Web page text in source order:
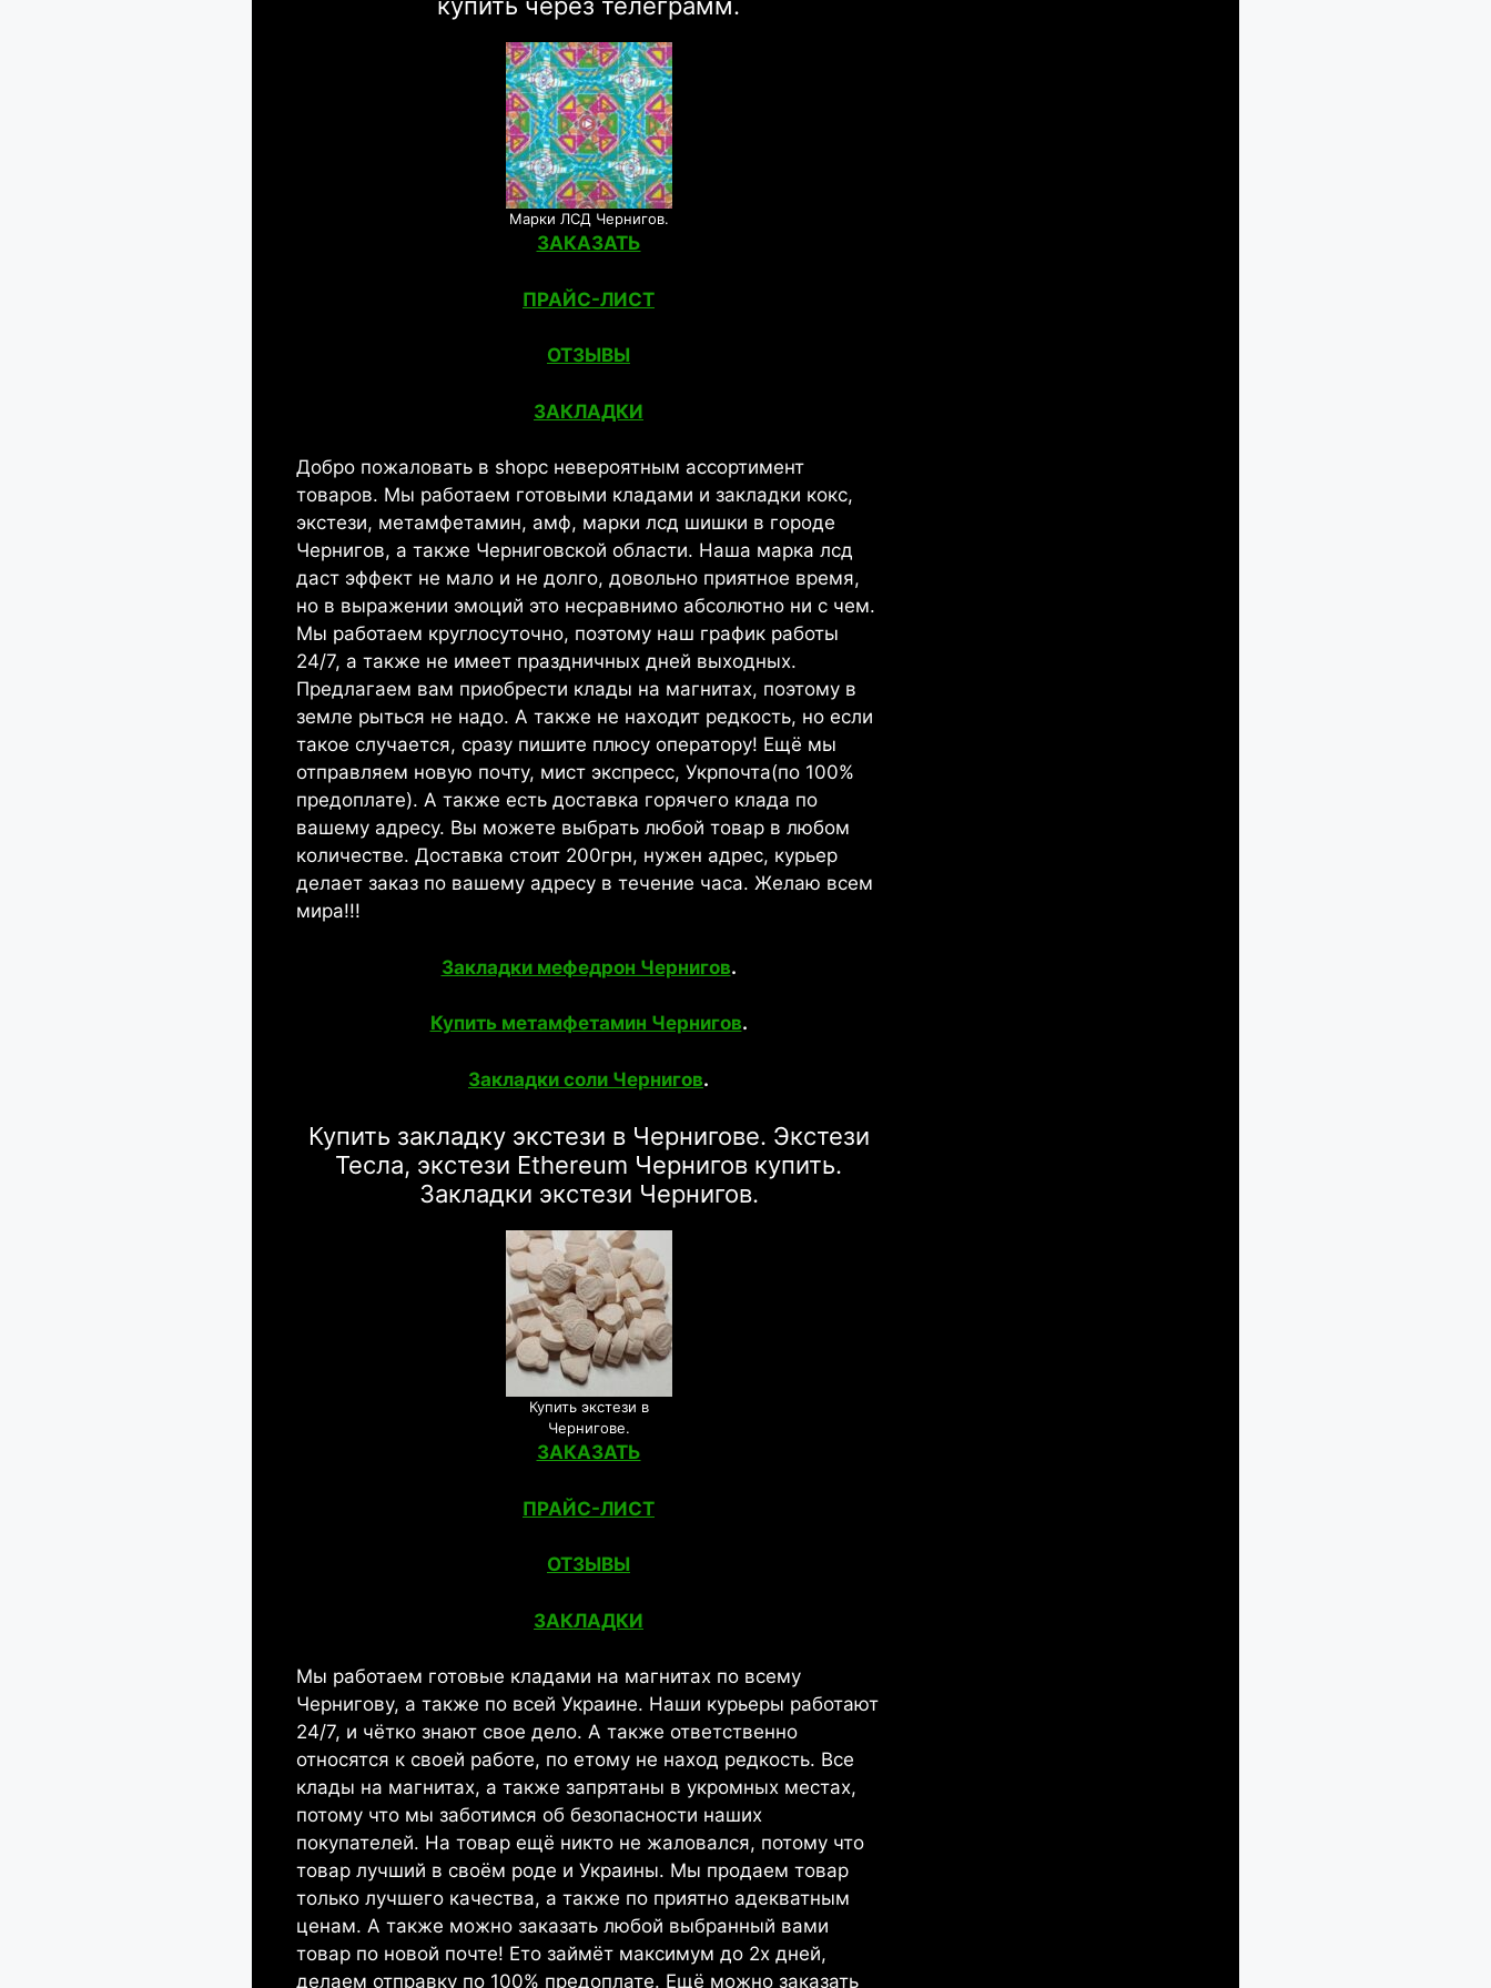
купить через телеграмм.
Марки ЛСД Чернигов.
ЗАКАЗАТЬ
ПРАЙС-ЛИСТ
ОТЗЫВЫ
ЗАКЛАДКИ
Добро пожаловать в shopс невероятным ассортимент
товаров. Мы работаем готовыми кладами и закладки кокс,
экстези, метамфетамин, амф, марки лсд шишки в городе
Чернигов, а также Черниговской области. Наша марка лсд
даст эффект не мало и не долго, довольно приятное время,
но в выражении эмоций это несравнимо абсолютно ни с чем.
Мы работаем круглосуточно, поэтому наш график работы
24/7, а также не имеет праздничных дней выходных.
Предлагаем вам приобрести клады на магнитах, поэтому в
земле рыться не надо. А также не находит редкость, но если
такое случается, сразу пишите плюсу оператору! Ещё мы
отправляем новую почту, мист экспресс, Укрпочта(по 100%
предоплате). А также есть доставка горячего клада по
вашему адресу. Вы можете выбрать любой товар в любом
количестве. Доставка стоит 200грн, нужен адрес, курьер
делает заказ по вашему адресу в течение часа. Желаю всем
мира!!!
Закладки мефедрон Чернигов.
Купить метамфетамин Чернигов.
Закладки соли Чернигов.
Купить закладку экстези в Чернигове. Экстези
Тесла, экстези Ethereum Чернигов купить.
Закладки экстези Чернигов.
Купить экстези в
Чернигове.
ЗАКАЗАТЬ
ПРАЙС-ЛИСТ
ОТЗЫВЫ
ЗАКЛАДКИ
Мы работаем готовые кладами на магнитах по всему
Чернигову, а также по всей Украине. Наши курьеры работают
24/7, и чётко знают свое дело. А также ответственно
относятся к своей работе, по етому не наход редкость. Все
клады на магнитах, а также запрятаны в укромных местах,
потому что мы заботимся об безопасности наших
покупателей. На товар ещё никто не жаловался, потому что
товар лучший в своём роде и Украины. Мы продаем товар
только лучшего качества, а также по приятно адекватным
ценам. А также можно заказать любой выбранный вами
товар по новой почте! Ето займёт максимум до 2х дней,
делаем отправку по 100% предоплате. Ещё можно заказать